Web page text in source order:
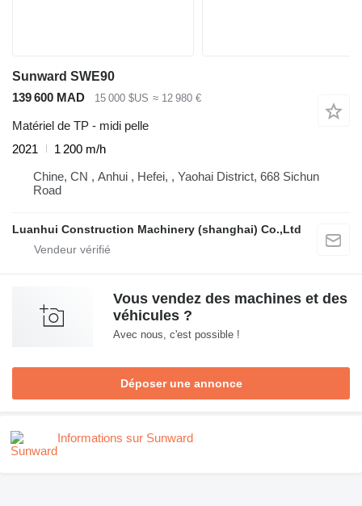
Sunward SWE90
139 600 MAD
15 000 $US ≈ 12 980 €
Matériel de TP - midi pelle
2021
1 200 m/h
Chine, CN , Anhui , Hefei, , Yaohai District, 668 Sichun
Road
Luanhui Construction Machinery (shanghai) Co.,Ltd
Vous vendez des machines et des
véhicules ?
Avec nous, c'est possible !
Déposer une annonce
Informations sur Sunward